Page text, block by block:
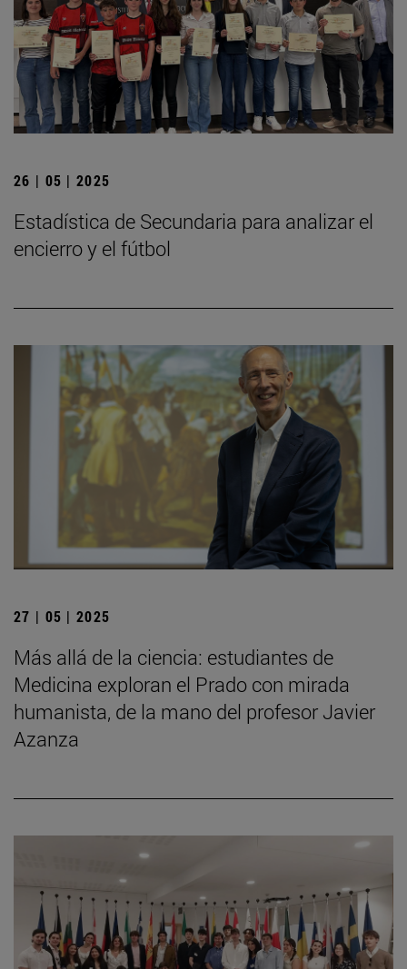
26 | 05 | 2025
Estadística de Secundaria para analizar el
encierro y el fútbol
27 | 05 | 2025
Más allá de la ciencia: estudiantes de
Medicina exploran el Prado con mirada
humanista, de la mano del profesor Javier
Azanza